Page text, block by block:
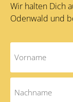
Wir halten Dich
Odenwald und